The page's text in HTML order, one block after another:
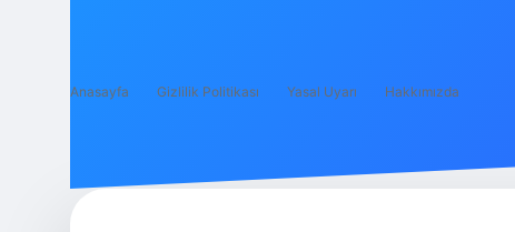
Anasayfa Gizlilik Politikası Yasal Uyarı Hakkımızda